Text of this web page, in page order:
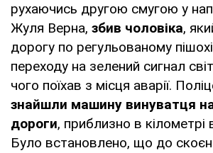
рухаючись другою смугою у
Жуля Верна, збив чоловіка,
дорогу по регульованому
переходу на зелений сигнал
чого поїхав з місця аварії.
знайшли машину винуватця на
дороги, приблизно в кілометрі
Було встановлено, що до